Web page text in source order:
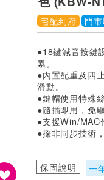
宅配到府 門
●18鍵減音按鍵
累。
●內置配重及四
滑動。
●鍵帽使用特殊
●隨插即用，免驅
●支援Win/MAC
●採非同步技術
保固說明 一